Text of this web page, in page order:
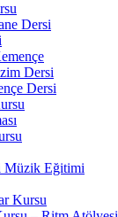
Dersi
Dersi
Dersi
Müzik Eğitimi
Kursu